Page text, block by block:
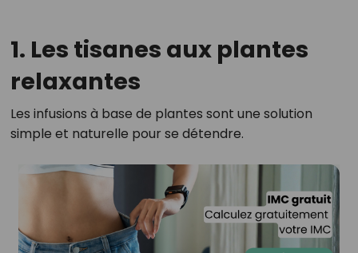
1. Les tisanes aux plantes
relaxantes
Les infusions à base de plantes sont une solution
simple et naturelle pour se détendre.